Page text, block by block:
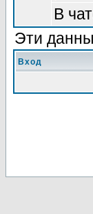
В
Эти
Вход